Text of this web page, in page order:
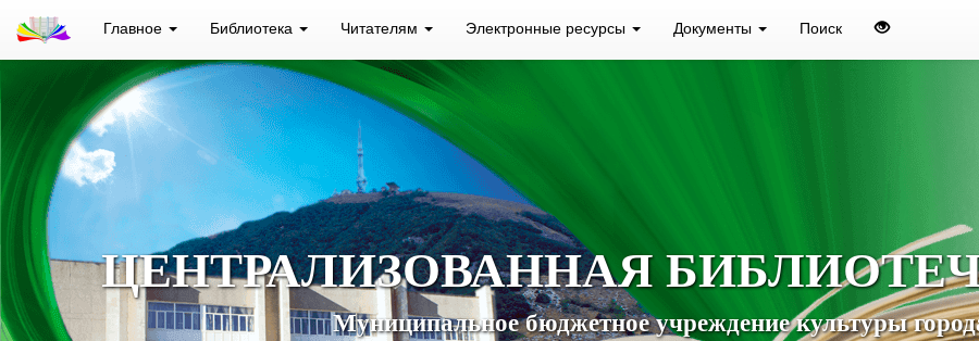
Главное Библиотека Читателям Электронные ресурсы Документы Поиск
ЦЕНТРАЛИЗОВАННАЯ
Муниципальное бюджетное учреждение культуры